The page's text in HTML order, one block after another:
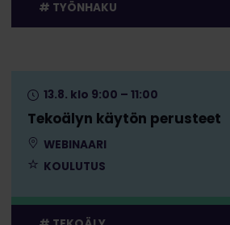
TYÖNHAKU
Tekoälyn käytön perusteet
13.8. klo 9:00 – 11:00
WEBINAARI
KOULUTUS